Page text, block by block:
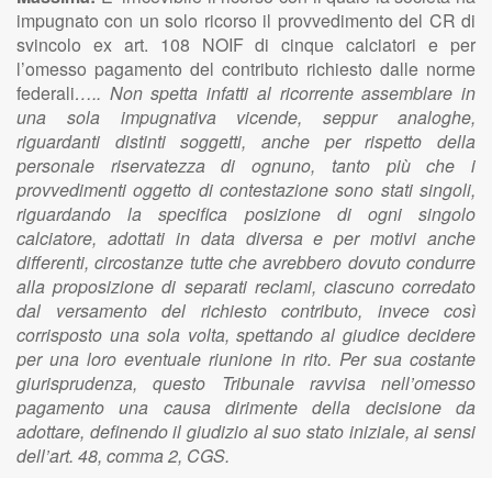
impugnato con un solo ricorso il provvedimento del CR di
svincolo ex art. 108 NOIF di cinque calciatori e per
l’omesso pagamento del contributo richiesto dalle norme
federali….. Non spetta infatti al ricorrente assemblare in
una sola impugnativa vicende, seppur analoghe,
riguardanti distinti soggetti, anche per rispetto della
personale riservatezza di ognuno, tanto più che i
provvedimenti oggetto di contestazione sono stati singoli,
riguardando la specifica posizione di ogni singolo
calciatore, adottati in data diversa e per motivi anche
differenti, circostanze tutte che avrebbero dovuto condurre
alla proposizione di separati reclami, ciascuno corredato
dal versamento del richiesto contributo, invece così
corrisposto una sola volta, spettando al giudice decidere
per una loro eventuale riunione in rito. Per sua costante
giurisprudenza, questo Tribunale ravvisa nell’omesso
pagamento una causa dirimente della decisione da
adottare, definendo il giudizio al suo stato iniziale, ai sensi
dell’art. 48, comma 2, CGS.